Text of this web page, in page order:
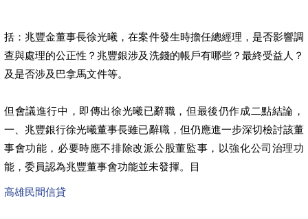
括：兆豐金董事長徐光曦，在案件發生時擔任總經理，是否影響調
查與處理的公正性？兆豐銀涉及洗錢的帳戶有哪些？最終受益人？
及是否涉及巴拿馬文件等。
但會議進行中，即傳出徐光曦已辭職，但最後仍作成二點結論，
一、兆豐銀行徐光曦董事長雖已辭職，但仍應進一步深切檢討該董
事會功能，必要時應不排除改派公股董監事，以強化公司治理功
能，委員認為兆豐董事會功能並未發揮。目
高雄民間信貸